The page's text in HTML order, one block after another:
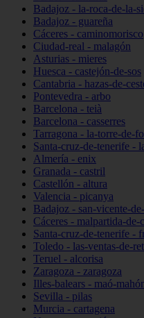
Badajoz - la-roca-de-la-
Badajoz - guareña
Cáceres - caminomorisco
Ciudad-real - malagón
Asturias - mieres
Huesca - castejón-de-sos
Cantabria - hazas-de-
Pontevedra - arbo
Barcelona - teià
Barcelona - casserres
Tarragona - la-torre-de-
Santa-cruz-de-tenerife -
Almería - enix
Granada - castril
Castellón - altura
Valencia - picanya
Badajoz - san-vicente-
Cáceres - malpartida-de-
Santa-cruz-de-tenerife -
Toledo - las-ventas-de-
Teruel - alcorisa
Zaragoza - zaragoza
Illes-balears - maó-
Sevilla - pilas
Murcia - cartagena